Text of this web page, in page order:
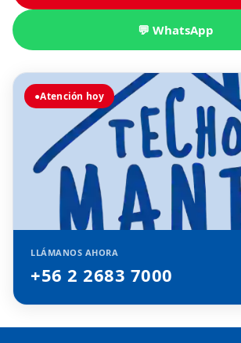
💬 WhatsApp
●Atención hoy
LLÁMANOS AHORA
+56 2 2683 7000